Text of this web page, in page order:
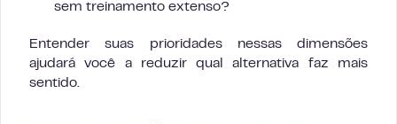
sem treinamento extenso?
Entender suas prioridades nessas dimensões
ajudará você a reduzir qual alternativa faz mais
sentido.